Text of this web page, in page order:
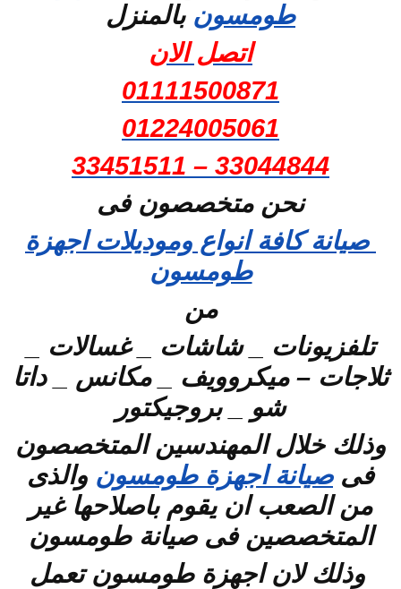
طومسون بالمنزل
اتصل الان
01111500871
01224005061
33044844 – 33451511
نحن متخصصون فى
صيانة كافة انواع وموديلات اجهزة
طومسون
من
تلفزيونات _ شاشات _ غسالات _
ثلاجات – ميكروويف _ مكانس _ داتا
شو _ بروجيكتور
وذلك خلال المهندسين المتخصصون
فىصيانة اجهزة طومسون والذى
من الصعب ان يقوم باصلاحها غير
المتخصصين فى صيانة طومسون
وذلك لان اجهزة طومسون تعمل